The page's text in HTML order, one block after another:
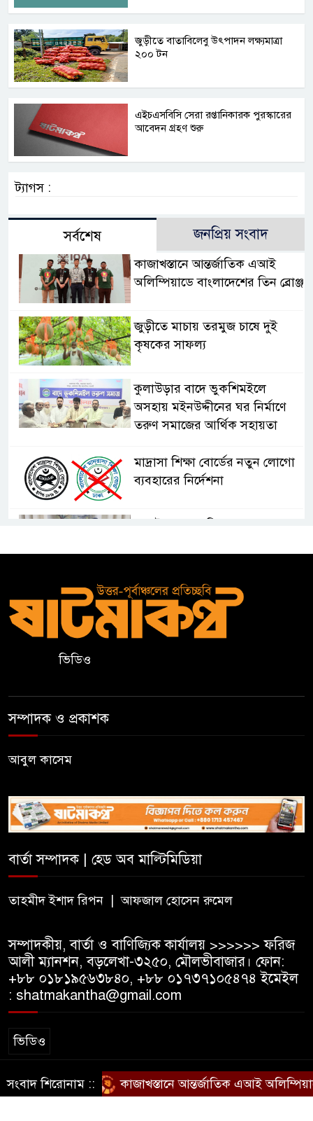
জুড়ীতে বাতাবিলেবু উৎপাদন লক্ষ্যমাত্রা
২০০ টন
এইচএসবিসি সেরা রপ্তানিকারক পুরস্কারের
আবেদন গ্রহণ শুরু
ট্যাগস :
সর্বশেষ জনপ্রিয় সংবাদ
কাজাখস্তানে আন্তর্জাতিক এআই
অলিম্পিয়াডে বাংলাদেশের তিন ব্রোঞ্জ
জুড়ীতে মাচায় তরমুজ চাষে দুই
কৃষকের সাফল্য
কুলাউড়ার বাদে ভুকশিমইলে
অসহায় মইনউদ্দীনের ঘর নির্মাণে
তরুণ সমাজের আর্থিক সহায়তা
মাদ্রাসা শিক্ষা বোর্ডের নতুন লোগো
ব্যবহারের নির্দেশনা
কুলাউড়ার ভাটেরা স্টেশন বাজারে
বিট পুলিশিং সভা অনুষ্ঠিত
নেতাকে অব্যাহতি
সিলেটে সিভিটেক বিল্ডার্সে বিভিন্ন
পদে জনবল নিয়োগ
হাই কমিশনের কর্মকর্তা পরিচয়ে
ভারতীয় হাই কমিশন
ভিডিও
সম্পাদক ও প্রকাশক
আবুল কাসেম
বার্তা সম্পাদক | হেড অব মাল্টিমিডিয়া
তাহমীদ ইশাদ রিপন | আফজাল হোসেন রুমেল
সম্পাদকীয়, বার্তা ও বাণিজ্যিক কার্যালয় >>>>>> ফরিজ
আলী ম্যানশন, বড়লেখা-৩২৫০, মৌলভীবাজার। ফোন:
+৮৮ ০১৮১৯৫৬৩৮৪০, +৮৮ ০১৭৩৭১০৫৪৭৪ ইমেইল
: shatmakantha@gmail.com
ভিডিও
স্বত্ব © ষাটমা মিডিয়া লিমিটেড
সংবাদ শিরোনাম :: কাজাখস্তানে আন্তর্জাতিক এআই অলিম্পিয়াডে